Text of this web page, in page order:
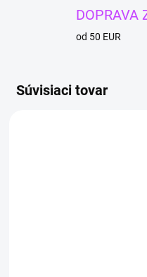
DOPRAVA
od 50 EUR
Súvisiaci tovar